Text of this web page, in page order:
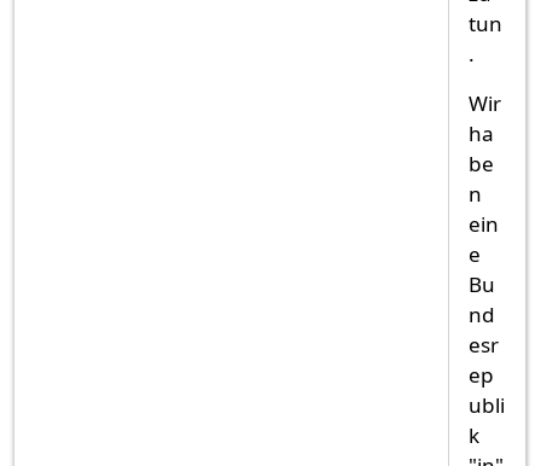
tun
.
Wir
ha
be
n
ein
e
Bu
nd
esr
ep
ubli
k